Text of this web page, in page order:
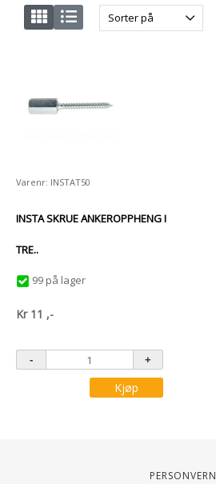
Sorter på
Varenr: INSTAT50
INSTA SKRUE ANKEROPPHENG I
TRE..
99 på lager
Kr 11 ,-
Kjøp
Personvern